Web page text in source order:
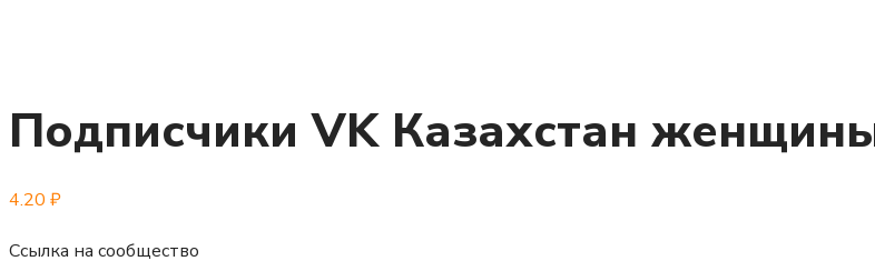
Подписчики VK Казахстан
4.20 ₽
Ссылка на сообщество